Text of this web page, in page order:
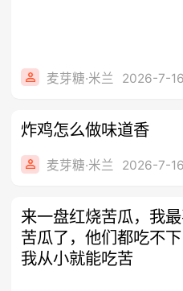
麦芽糖·米兰 2026-7-
炸鸡怎么做味道香
麦芽糖·米兰 2026-7-
来一盘红烧苦瓜，我
苦瓜了，他们都吃不
我从小就能吃苦